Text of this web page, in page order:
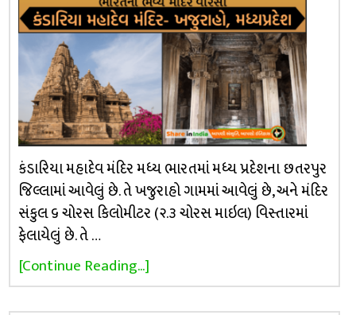
કંડારિયા મહાદેવ મંદિર મધ્ય ભારતમાં મધ્ય પ્રદેશના છતરપુર
જિલ્લામાં આવેલું છે. તે ખજુરાહો ગામમાં આવેલું છે, અને મંદિર
સંકુલ ૬ ચોરસ કિલોમીટર (૨.૩ ચોરસ માઇલ) વિસ્તારમાં
ફેલાયેલું છે. તે …
[Continue Reading...]